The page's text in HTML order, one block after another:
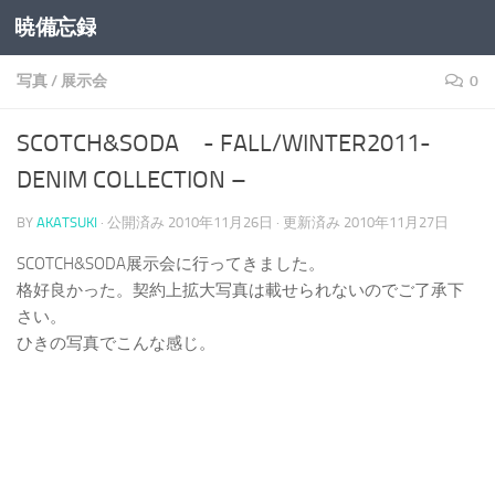
コンテンツへスキップ
暁備忘録
写真/ 展示会 0
SCOTCH&SODA - FALL/WINTER2011-
DENIM COLLECTION –
BY AKATSUKI · 公開済み 2010年11月26日 · 更新済み 2010年11月27日
SCOTCH&SODA展示会に行ってきました。
格好良かった。契約上拡大写真は載せられないのでご了承下
さい。
ひきの写真でこんな感じ。